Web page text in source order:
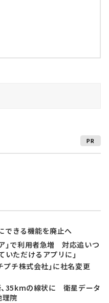
PR
できる機能を廃止へ
」で利用者急増 対応追いつ
ただけるアプリに」
プチ株式会社」に社名変更
35kmの線状に 衛星データ
理院